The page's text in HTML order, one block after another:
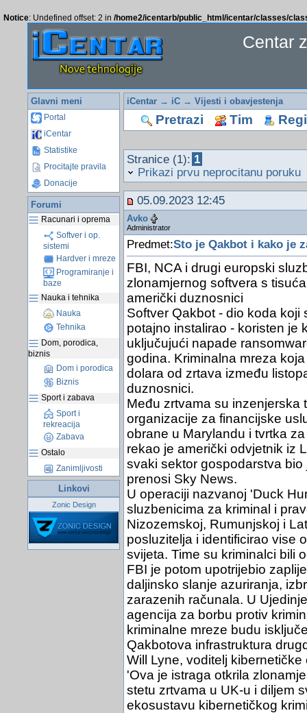
Notice: Undefined offset: 2 in /home2/icentarb/public_html/icentar/classes/
Centar
Glavni meni
Portal
iCentar
Statistike
Procitajte pravila
Donacije
Forumi
Racunari i oprema
Softver i op.
sistemi
Hardver i mreze
Programiranje i
baze
Nauka i tehnika
Nauka
Tehnika
Dom, porodica,
biznis
Dom i porodica
Biznis
Sport i zabava
Sport i
rekreacija
Zabava
Ostalo
Zanimljivosti
Linkovi
Zonic Design
iCentar→ iC→ Vijesti i obavjestenja
Pretrazi Tim
Stranice (1): 1
Prikazi prvu neprocitanu poruku
05.09.2023 12:45
Avko
Administrator
Predmet:Sto je Qakbot i kako je
FBI, NCA i drugi europski
zlonamjernog softvera s
američki duznosnici
Softver Qakbot - dio koda
potajno instalirao - koristen je
uključujući napade
godina. Kriminalna mreza
dolara od zrtava između
duznosnici.
Među zrtvama su inzenjerska
organizacije za financijske
obrane u Marylandu i tvrtka
rekao je američki odvjetnik iz
svaki sektor gospodarstva
prenosi Sky News.
U operaciji nazvanoj 'Duck
sluzbenicima za kriminal i
Nizozemskoj, Rumunjskoj i
posluzitelja i identificirao vise
svijeta. Time su kriminalci bili
FBI je potom upotrijebio
daljinsko slanje azuriranja,
zarazenih računala. U
agencija za borbu protiv
kriminalne mreze budu
Qakbotova infrastruktura
Will Lyne, voditelj
'Ova je istraga otkrila
stetu zrtvama u UK-u i diljem
ekosustavu kibernetičkog